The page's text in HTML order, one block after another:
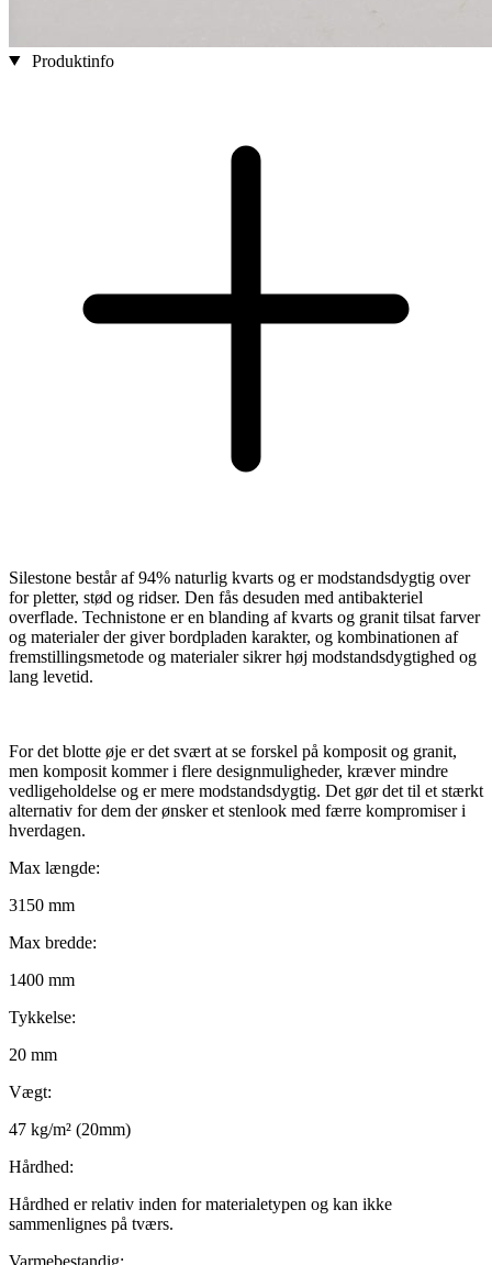
Produktinfo
Silestone består af 94% naturlig kvarts og er modstandsdygtig over
for pletter, stød og ridser. Den fås desuden med antibakteriel
overflade. Technistone er en blanding af kvarts og granit tilsat farver
og materialer der giver bordpladen karakter, og kombinationen af
fremstillingsmetode og materialer sikrer høj modstandsdygtighed og
lang levetid.
For det blotte øje er det svært at se forskel på komposit og granit,
men komposit kommer i flere designmuligheder, kræver mindre
vedligeholdelse og er mere modstandsdygtig. Det gør det til et stærkt
alternativ for dem der ønsker et stenlook med færre kompromiser i
hverdagen.
Max længde:
3150 mm
Max bredde:
1400 mm
Tykkelse:
20 mm
Vægt:
47 kg/m² (20mm)
Hårdhed:
Hårdhed er relativ inden for materialetypen og kan ikke
sammenlignes på tværs.
Varmebestandig: